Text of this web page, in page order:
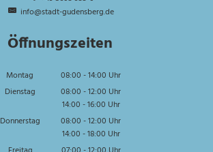
info@stadt-gudensberg.de
Öffnungszeiten
Montag 08:00 -14:00 Uhr
Von 08:00 bis 14:00 Uhr
Dienstag 08:00 -12:00 Uhr
Von 08:00 bis 12:00 Uhr
14:00 -16:00 Uhr
Von 14:00 bis 16:00 Uhr
Donnerstag 08:00 -12:00 Uhr
Von 08:00 bis 12:00 Uhr
14:00 -18:00 Uhr
Von 14:00 bis 18:00 Uhr